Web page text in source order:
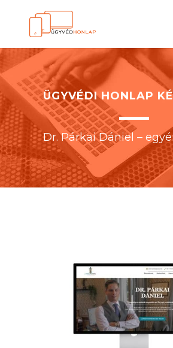
ÜGYVÉDI HONLAP
Dr. Párkai Dániel –